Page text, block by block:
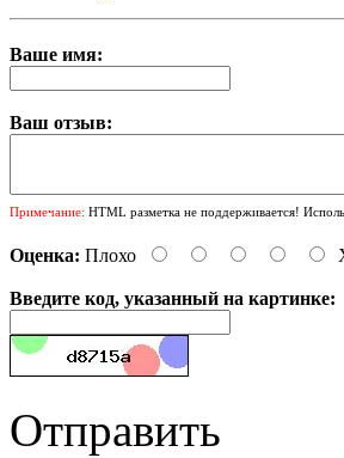
Ваше имя:
Ваш отзыв:
Примечание: HTML разметка не поддерживается!
Оценка: Плохо
Введите код, указанный на картинке:
Отправить